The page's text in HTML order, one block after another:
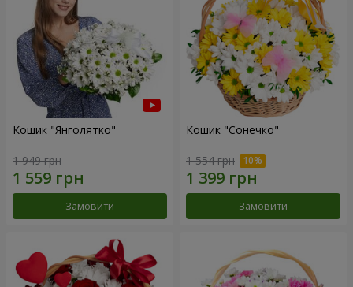
Кошик "Янголятко"
1 949 грн
Замовити
Кошик "Сонечко"
1 554 грн
Замовити